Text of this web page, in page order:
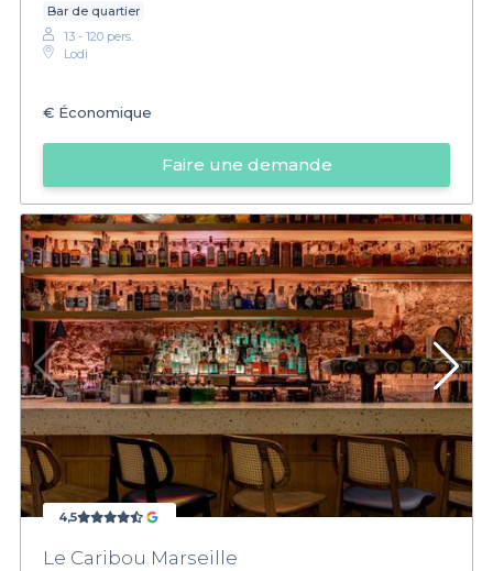
Bar de quartier
13 - 120 pers.
Lodi
€ Économique
Faire une demande
4,5
Le Caribou Marseille